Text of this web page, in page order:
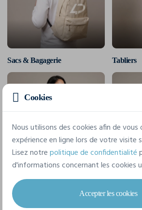
Sacs & Bagagerie Tabliers
Tote bags Vestes
Cookies
Nous utilisons des cookies afin de vous
expérience en ligne lors de votre visite
Lisez notrepolitique de confidentialité
d'informations concernant les cookies
Accepter les cookies